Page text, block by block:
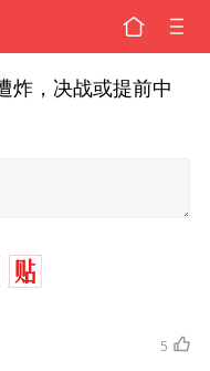
炸，决战或提前中
5